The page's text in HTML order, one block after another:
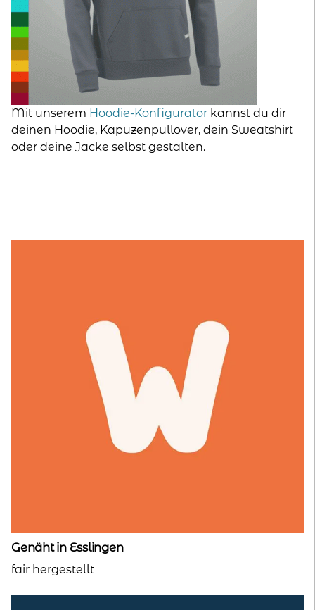
Mit unserem Hoodie-Konfigurator kannst du dir
deinen Hoodie, Kapuzenpullover, dein Sweatshirt
oder deine Jacke selbst gestalten.
Genäht in Esslingen
fair hergestellt